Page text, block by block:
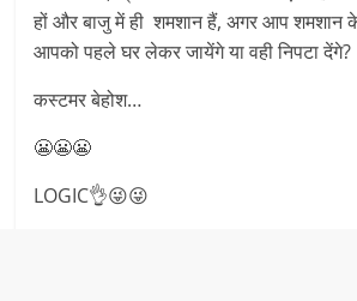
हों और बाजु में ही शमशान हैं, अगर आप शमशान के
आपको पहले घर लेकर जायेंगे या वही निपटा देंगे?
कस्टमर बेहोश…
😬😬😬
LOGIC👌😜😜